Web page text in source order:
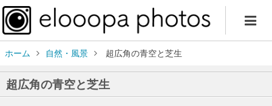
ホーム 自然・風景 超広角の青空と芝生
超広角の青空と芝生